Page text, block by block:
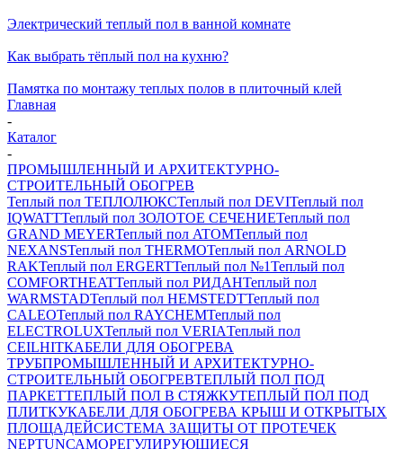
Электрический теплый пол в ванной комнате
Как выбрать тёплый пол на кухню?
Памятка по монтажу теплых полов в плиточный клей
Главная
-
Каталог
-
ПРОМЫШЛЕННЫЙ И АРХИТЕКТУРНО-
СТРОИТЕЛЬНЫЙ ОБОГРЕВ
Теплый пол ТЕПЛОЛЮКСТеплый пол DEVIТеплый пол
IQWATTТеплый пол ЗОЛОТОЕ СЕЧЕНИЕТеплый пол
GRAND MEYERТеплый пол ATOMТеплый пол
NEXANSТеплый пол THERMOТеплый пол ARNOLD
RAKТеплый пол ERGERTТеплый пол №1Теплый пол
COMFORTHEATТеплый пол РИДАНТеплый пол
WARMSTADТеплый пол HEMSTEDTТеплый пол
CALEOТеплый пол RAYCHEMТеплый пол
ELECTROLUXТеплый пол VERIAТеплый пол
CEILHITКАБЕЛИ ДЛЯ ОБОГРЕВА
ТРУБПРОМЫШЛЕННЫЙ И АРХИТЕКТУРНО-
СТРОИТЕЛЬНЫЙ ОБОГРЕВТЕПЛЫЙ ПОЛ ПОД
ПАРКЕТТЕПЛЫЙ ПОЛ В СТЯЖКУТЕПЛЫЙ ПОЛ ПОД
ПЛИТКУКАБЕЛИ ДЛЯ ОБОГРЕВА КРЫШ И ОТКРЫТЫХ
ПЛОЩАДЕЙСИСТЕМА ЗАЩИТЫ ОТ ПРОТЕЧЕК
NEPTUNСАМОРЕГУЛИРУЮЩИЕСЯ